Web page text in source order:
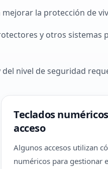
la protección de
y otros
del nivel de seguridad
Teclados
acceso
Algunos accesos utilizan
numéricos para gestionar